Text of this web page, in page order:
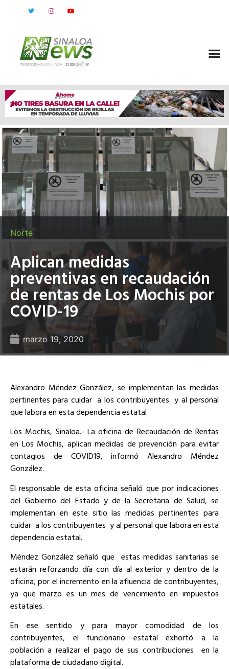
Norte
Aplican medidas
preventivas en recaudación
de rentas de Los Mochis por
COVID-19
marzo 19, 2020
Alexandro Méndez González, se implementan las medidas
pertinentes para cuidar a los contribuyentes y al personal
que labora en esta dependencia estatal
Los Mochis, Sinaloa.- La oficina de Recaudación de Rentas
en Los Mochis, aplican medidas de prevención para evitar
contagios de COVID19, informó Alexandro Méndez
González.
El responsable de esta oficina señaló que por indicaciones
del Gobierno del Estado y de la Secretaria de Salud, se
implementan en este sitio las medidas pertinentes para
cuidar a los contribuyentes y al personal que labora en esta
dependencia estatal.
Méndez González señaló que estas medidas sanitarias se
estarán reforzando día con día al exterior y dentro de la
oficina, por el incremento en la afluencia de contribuyentes,
ya que marzo es un mes de vencimiento en impuestos
estatales.
En ese sentido y para mayor comodidad de los
contribuyentes, el funcionario estatal exhortó a la
población a realizar el pago de sus contribuciones en la
plataforma de ciudadano digital.